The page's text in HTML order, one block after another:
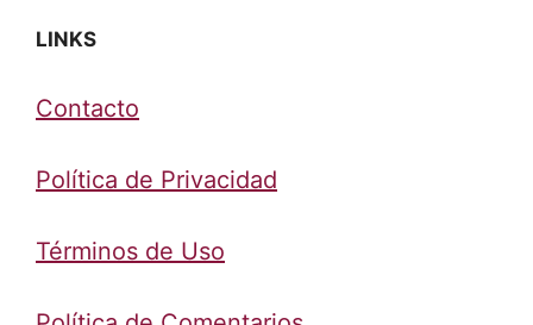
LINKS
Contacto
Política de Privacidad
Términos de Uso